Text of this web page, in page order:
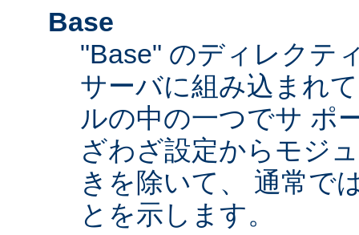
Base
"Base" のディレクテ
サーバに組み込まれ
ルの中の一つでサ ポ
ざわざ設定からモジ
きを除いて、 通常で
とを示します。